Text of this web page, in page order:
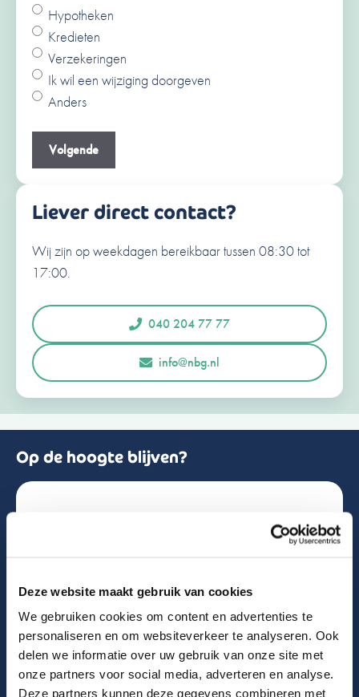
Deze website maakt gebruik van cookies
We gebruiken cookies om content en advertenties te
personaliseren en om websiteverkeer te analyseren. Ook
delen we informatie over uw gebruik van onze site met
onze partners voor social media, adverteren en analyse.
Deze partners kunnen deze gegevens combineren met
Hypotheken
Kredieten
Verzekeringen
Ik wil een wijziging doorgeven
Anders
Ja
Nee
V
o
r
a
m
e
r
n
a
m
Je e-mailadres
Je telefoonnummer(Vereist)
e
r
a
1
Opmerkingen of vragen
Liever direct contact?
Wij zijn op weekdagen bereikbaar tussen 08:30 tot
17:00.
040 204 77 77
info@nbg.nl
Op de hoogte blijven?
Schrijf je in voor de nieuwsbrief!
Email